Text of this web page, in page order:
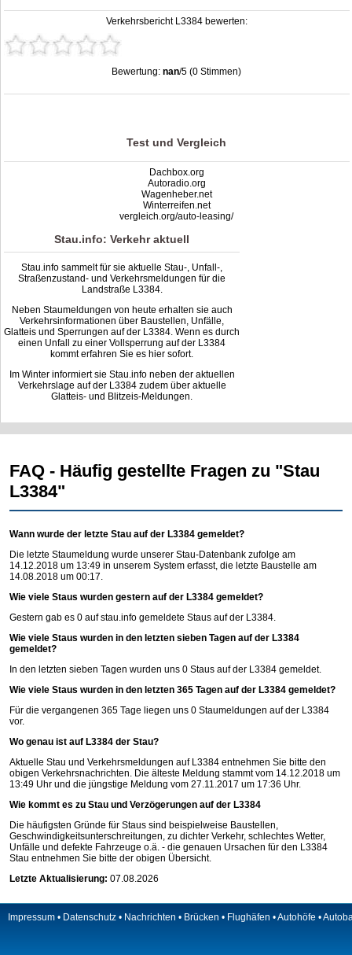
Verkehrsbericht L3384 bewerten:
Bewertung:nan/5 (0 Stimmen)
Stau L3384: Unfälle, Sperrung & Baustellen | Staumelder L3384 ,nanout of5
Test und Vergleich
Dachbox.org
Autoradio.org
Wagenheber.net
Winterreifen.net
vergleich.org/auto-leasing/
Stau.info: Verkehr aktuell
Stau.info sammelt für sie aktuelle Stau-, Unfall-,
Straßenzustand- und Verkehrsmeldungen für die
Landstraße L3384.
Neben Staumeldungen von heute erhalten sie auch
Verkehrsinformationen über Baustellen, Unfälle,
Glatteis und Sperrungen auf der L3384. Wenn es durch
einen Unfall zu einer Vollsperrung auf der L3384
kommt erfahren Sie es hier sofort.
Im Winter informiert sie Stau.info neben der aktuellen
Verkehrslage auf der L3384 zudem über aktuelle
Glatteis- und Blitzeis-Meldungen.
FAQ - Häufig gestellte Fragen zu "Stau
L3384"
Wann wurde der letzte Stau auf der L3384 gemeldet?
Die letzte Staumeldung wurde unserer Stau-Datenbank zufolge am
14.12.2018 um 13:49 in unserem System erfasst, die letzte Baustelle am
14.08.2018 um 00:17.
Wie viele Staus wurden gestern auf der L3384 gemeldet?
Gestern gab es 0 aufstau.info gemeldete Staus auf der L3384.
Wie viele Staus wurden in den letzten sieben Tagen auf der L3384
gemeldet?
In den letzten sieben Tagen wurden uns 0 Staus auf der L3384 gemeldet.
Wie viele Staus wurden in den letzten 365 Tagen auf der L3384 gemeldet?
Für die vergangenen 365 Tage liegen uns 0 Staumeldungen auf der L3384
vor.
Wo genau ist auf L3384 der Stau?
Aktuelle Stau und Verkehrsmeldungen auf L3384 entnehmen Sie bitte den
obigen Verkehrsnachrichten. Die älteste Meldung stammt vom 14.12.2018 um
13:49 Uhr und die jüngstige Meldung vom 27.11.2017 um 17:36 Uhr.
Wie kommt es zu Stau und Verzögerungen auf der L3384
Die häufigsten Gründe für Staus sind beispielweise Baustellen,
Geschwindigkeitsunterschreitungen, zu dichter Verkehr, schlechtes Wetter,
Unfälle und defekte Fahrzeuge o.ä. - die genauen Ursachen für den L3384
Stau entnehmen Sie bitte der obigen Übersicht.
Letzte Aktualisierung: 07.08.2026
Impressum • Datenschutz • Nachrichten • Brücken • Flughäfen •Autohöfe •